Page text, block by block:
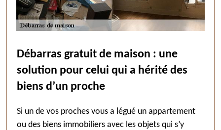
Débarras gratuit de maison : une
solution pour celui qui a hérité des
biens d’un proche
Si un de vos proches vous a légué un appartement
ou des biens immobiliers avec les objets qui s’y